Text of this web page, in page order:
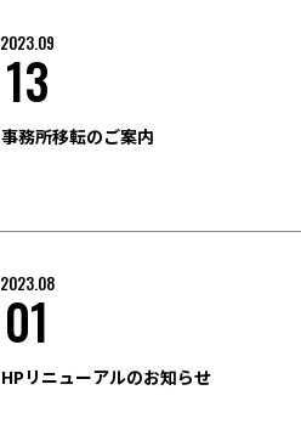
2023.09
13
事務所移転のご案内
2023.08
01
HPリニューアルのお知らせ